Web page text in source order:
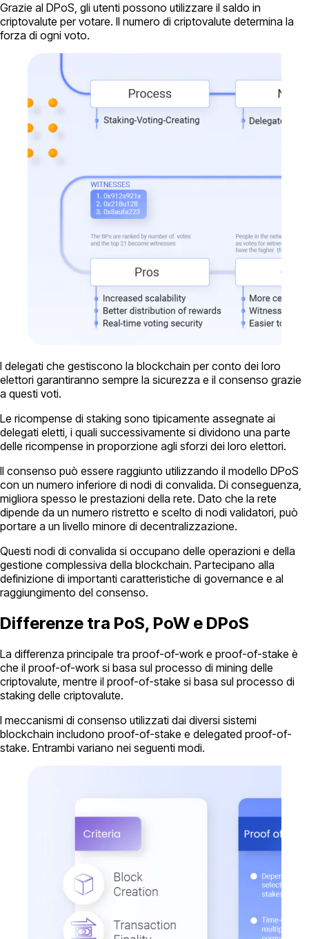
Grazie al DPoS, gli utenti possono utilizzare il saldo in
criptovalute per votare. Il numero di criptovalute determina la
forza di ogni voto.
I delegati che gestiscono la blockchain per conto dei loro
elettori garantiranno sempre la sicurezza e il consenso grazie
a questi voti.
Le ricompense di staking sono tipicamente assegnate ai
delegati eletti, i quali successivamente si dividono una parte
delle ricompense in proporzione agli sforzi dei loro elettori.
Il consenso può essere raggiunto utilizzando il modello DPoS
con un numero inferiore di nodi di convalida. Di conseguenza,
migliora spesso le prestazioni della rete. Dato che la rete
dipende da un numero ristretto e scelto di nodi validatori, può
portare a un livello minore di decentralizzazione.
Questi nodi di convalida si occupano delle operazioni e della
gestione complessiva della blockchain. Partecipano alla
definizione di importanti caratteristiche di governance e al
raggiungimento del consenso.
Differenze tra PoS, PoW e DPoS
La differenza principale tra proof-of-work e proof-of-stake è
che il proof-of-work si basa sul processo di mining delle
criptovalute, mentre il proof-of-stake si basa sul processo di
staking delle criptovalute.
I meccanismi di consenso utilizzati dai diversi sistemi
blockchain includono proof-of-stake e delegated proof-of-
stake. Entrambi variano nei seguenti modi.